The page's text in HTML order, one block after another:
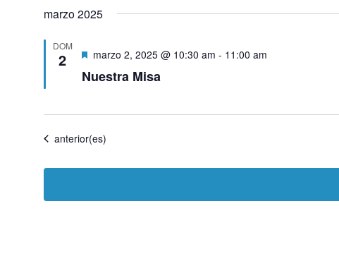
marzo 2025
DOM
2
Nuestra Misa
Destacado
marzo 2, 2025 @ 10:30 am - 11:00 am
Eventos
anterior(es)